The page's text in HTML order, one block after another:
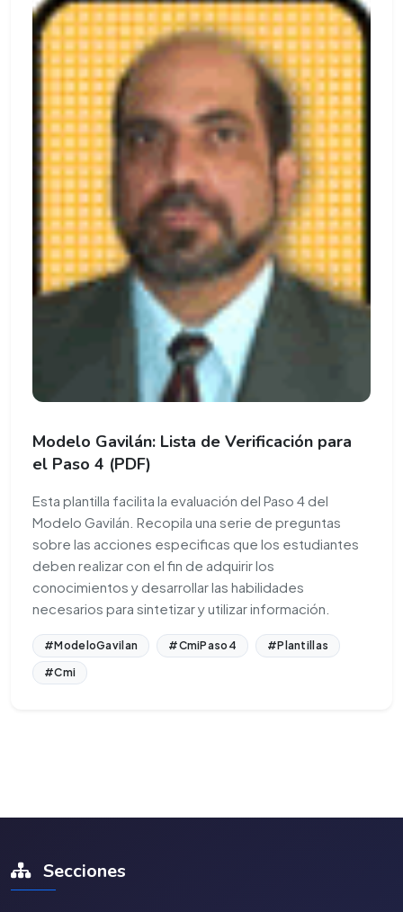
Modelo Gavilán: Lista de Verificación para
el Paso 4 (PDF)
Esta plantilla facilita la evaluación del Paso 4 del
Modelo Gavilán. Recopila una serie de preguntas
sobre las acciones especificas que los estudiantes
deben realizar con el fin de adquirir los
conocimientos y desarrollar las habilidades
necesarios para sintetizar y utilizar información.
#ModeloGavilan #CmiPaso4
#Plantillas
#Cmi
Secciones